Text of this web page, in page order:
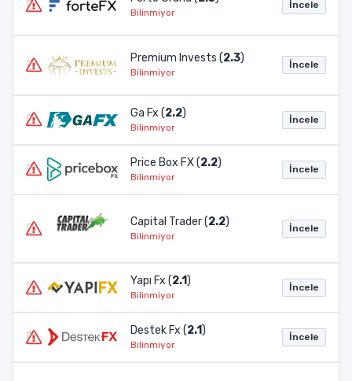
Bilinmiyor
İncele
Premium Invests (2.3)
Bilinmiyor
İncele
Ga Fx (2.2)
Bilinmiyor
İncele
Price Box FX (2.2)
Bilinmiyor
İncele
Capital Trader (2.2)
Bilinmiyor
İncele
Yapı Fx (2.1)
Bilinmiyor
İncele
Destek Fx (2.1)
Bilinmiyor
İncele